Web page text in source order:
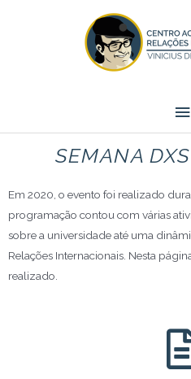
SEMANA
Em 2020, o evento foi realizado
programação contou com várias
sobre a universidade até uma
Relações Internacionais. Nesta
realizado.